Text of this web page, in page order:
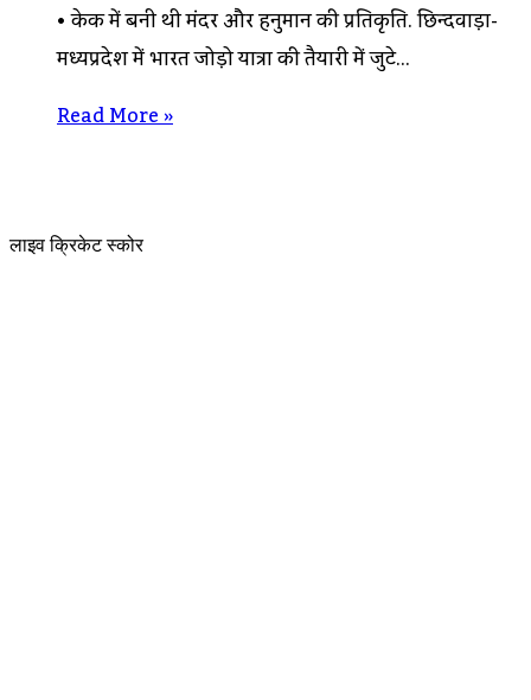
• केक में बनी थी मंदिर और हनुमान की प्रतिकृति. छिन्दवाड़ा-
मध्यप्रदेश में भारत जोड़ो यात्रा की तैयारी में जुटे…
Read More »
लाइव क्रिकेट स्कोर